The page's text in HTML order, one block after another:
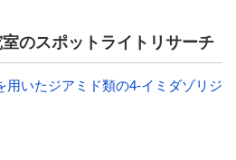
のスポットライトリサーチ
用いたジアミド類の4-イミダゾリジ